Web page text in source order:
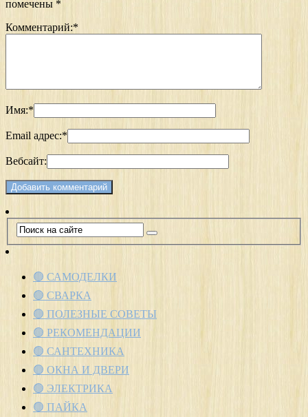
помечены *
Комментарий:*
Имя:*
Email адрес:*
Вебсайт:
🟢 САМОДЕЛКИ
🟢 СВАРКА
🟢 ПОЛЕЗНЫЕ СОВЕТЫ
🟢 РЕКОМЕНДАЦИИ
🟢 САНТЕХНИКА
🟢 ОКНА И ДВЕРИ
🟢 ЭЛЕКТРИКА
🟢 ПАЙКА